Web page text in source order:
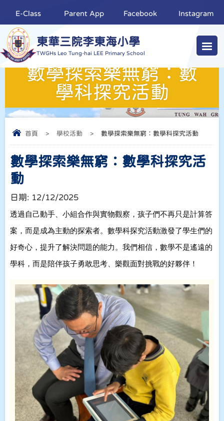
東華三院李東海小學
TWGHs Leo Tung-hai LEE Primary School
E-Class Parent App Facebook Instagram
數學探索樂無窮：數
學科探究活動
首頁 > 學校活動 > 數學探索樂無窮：數學科探究活動
數學探索樂無窮：數學科探究活
動
日期: 12/12/2025
透過自己動手、小組合作與實物觀察，孩子們不再只是計算答
案 ，而是成為主動的探索者。數學科探究活動激發了學生們的
好奇心，提升了解決問題的能力。我們相信，數學不是遙遠的
學科，而是陪伴孩子勇敢思考、樂觀面對挑戰的好夥伴！